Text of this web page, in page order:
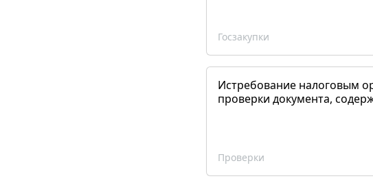
Госзакупки
Истребование налоговым
проверки документа,
Проверки